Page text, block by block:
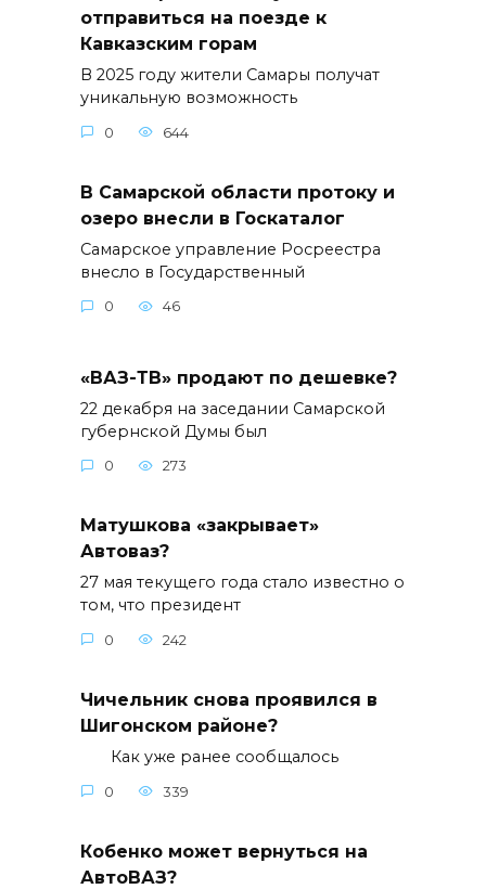
отправиться на поезде к
Кавказским горам
В 2025 году жители Самары получат
уникальную возможность
0 644
В Самарской области протоку и
озеро внесли в Госкаталог
Самарское управление Росреестра
внесло в Государственный
0 46
«ВАЗ-ТВ» продают по дешевке?
22 декабря на заседании Самарской
губернской Думы был
0 273
Матушкова «закрывает»
Автоваз?
27 мая текущего года стало известно о
том, что президент
0 242
Чичельник снова проявился в
Шигонском районе?
Как уже ранее сообщалось
0 339
Кобенко может вернуться на
АвтоВАЗ?